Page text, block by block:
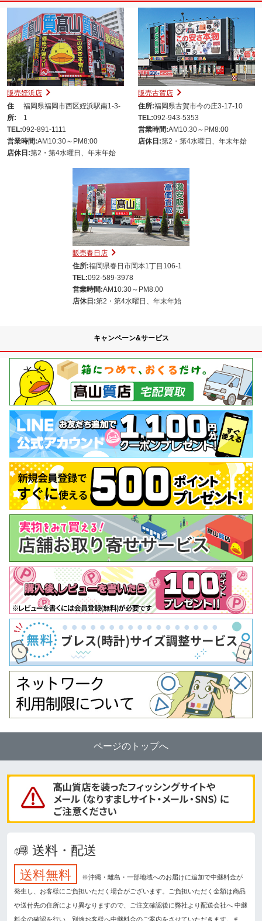
販売姪浜店
住
所:
福岡県福岡市西区姪浜駅南1-3-
1
TEL:092-891-1111
営業時間:AM10:30～PM8:00
店休日:第2・第4水曜日、年末年始
販売古賀店
住所:福岡県古賀市今の庄3-17-10
TEL:092-943-5353
営業時間:AM10:30～PM8:00
店休日:第2・第4水曜日、年末年始
販売春日店
住所:福岡県春日市岡本1丁目106-1
TEL:092-589-3978
営業時間:AM10:30～PM8:00
店休日:第2・第4水曜日、年末年始
キャンペーン&サービス
ページのトップへ
送料・配送
送料無料
※沖縄・離島・一部地域へのお届けに追加で中継料金が
発生し、お客様にご負担いただく場合がございます。ご負担いただく金額は商品
や送付先の住所により異なりますので、ご注文確認後に弊社より配送会社へ 中継
料金の確認を行い、別途お客様へ中継料金のご案内をさせていただきます。ま